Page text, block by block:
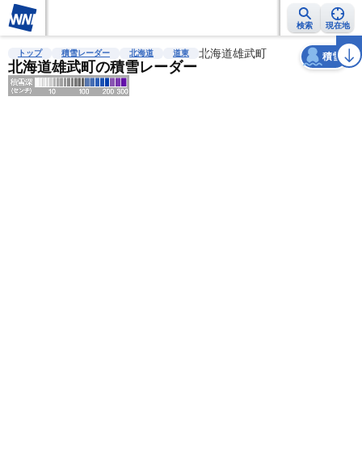
検索 現在地
雨雲レーダー 台風情報 地震情報 警報・注意報 2週間天気 ラ
トップ 積雪レーダー 北海道 道東 北海道雄武町
北海道雄武町の積雪レーダー
積雪
天気 台風